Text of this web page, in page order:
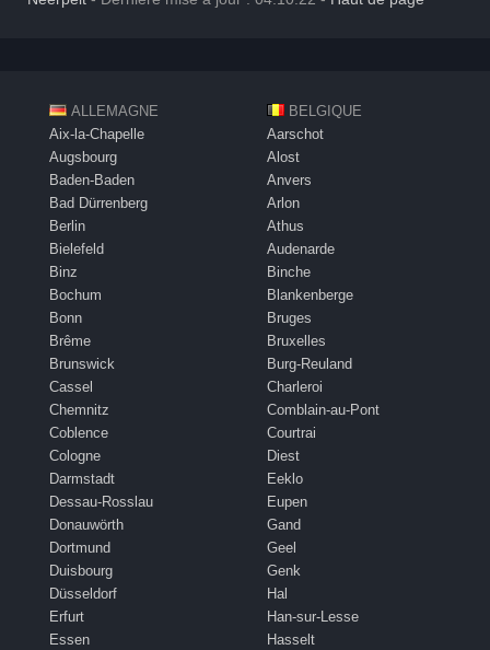
ALLEMAGNE
Aix-la-Chapelle
Augsbourg
Baden-Baden
Bad Dürrenberg
Berlin
Bielefeld
Binz
Bochum
Bonn
Brême
Brunswick
Cassel
Chemnitz
Coblence
Cologne
Darmstadt
Dessau-Rosslau
Donauwörth
Dortmund
Duisbourg
Düsseldorf
Erfurt
Essen
BELGIQUE
Aarschot
Alost
Anvers
Arlon
Athus
Audenarde
Binche
Blankenberge
Bruges
Bruxelles
Burg-Reuland
Charleroi
Comblain-au-Pont
Courtrai
Diest
Eeklo
Eupen
Gand
Geel
Genk
Hal
Han-sur-Lesse
Hasselt